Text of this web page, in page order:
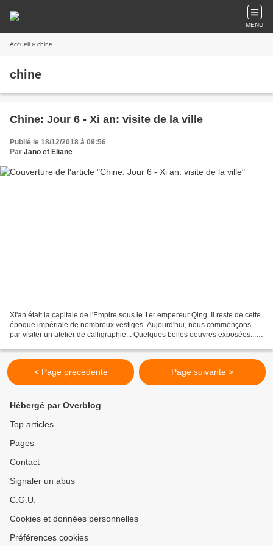
MENU
Accueil » chine
chine
Chine: Jour 6 - Xi an: visite de la ville
Publié le 18/12/2018 à 09:56
Par Jano et Eliane
Xi'an était la capitale de l'Empire sous le 1er empereur Qing. Il reste de cette
époque impériale de nombreux vestiges. Aujourd'hui, nous commençons
par visiter un atelier de calligraphie... Quelques belles oeuvres exposées...
< Page précédente Page suivante >
Hébergé par Overblog
Top articles
Pages
Contact
Signaler un abus
C.G.U.
Cookies et données personnelles
Préférences cookies